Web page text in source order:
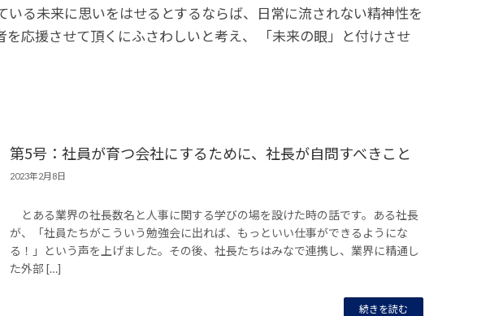
る未来に思いをはせるとするならば、日常に流されない精神性を
応援させて頂くにふさわしいと考え、 「未来の眼」と付けさせ
第5号：社員が育つ会社にするために、社長が自問すべきこと
2023年2月8日
とある業界の社長数名と人事に関する学びの場を設けた時の話です。ある社長
が、「社員たちがこういう勉強会に出れば、もっといい仕事ができるようにな
る！」という声を上げました。その後、社長たちはみなで連携し、業界に精通し
た外部 […]
続きを読む